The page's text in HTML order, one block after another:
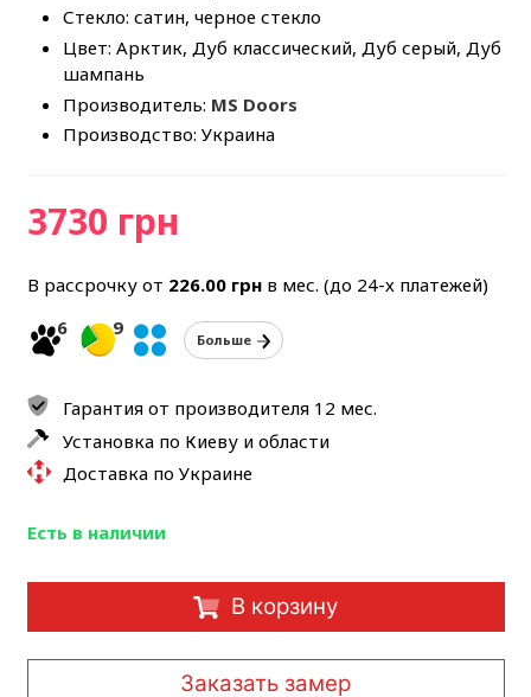
Стекло: сатин, черное стекло
Цвет: Арктик, Дуб классический, Дуб серый, Дуб
шампань
Производитель: MS Doors
Производство: Украина
3730 грн
В рассрочку от 226.00грнв мес. (до 24-х платежей)
6
9
Больше
Гарантия от производителя 12 мес.
Установка по Киеву и области
Доставка по Украине
Есть в наличии
В корзину
Заказать замер